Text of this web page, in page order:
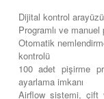
Dijital kontrol
Programlı ve manuel
Otomatik
kontrolü
100 adet pişirme
ayarlama imkanı
Airflow sistemi, çift